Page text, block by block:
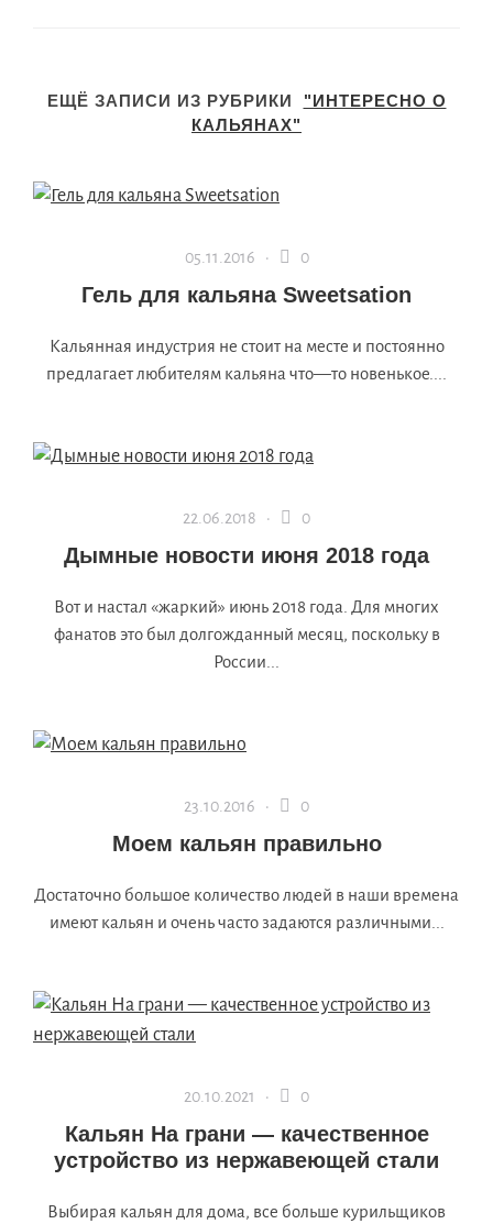
ЕЩЁ ЗАПИСИ ИЗ РУБРИКИ "ИНТЕРЕСНО О
КАЛЬЯНАХ"
05.11.2016 · 0
Гель для кальяна Sweetsation
Кальянная индустрия не стоит на месте и постоянно
предлагает любителям кальяна что—то новенькое....
22.06.2018 · 0
Дымные новости июня 2018 года
Вот и настал «жаркий» июнь 2018 года. Для многих
фанатов это был долгожданный месяц, поскольку в
России...
23.10.2016 · 0
Моем кальян правильно
Достаточно большое количество людей в наши времена
имеют кальян и очень часто задаются различными...
20.10.2021 · 0
Кальян На грани — качественное
устройство из нержавеющей стали
Выбирая кальян для дома, все больше курильщиков